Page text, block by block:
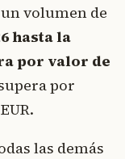
volumen de
hasta la
por valor de
por
las demás